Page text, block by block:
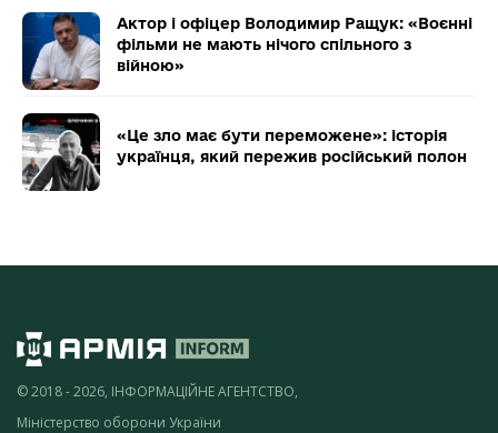
Актор і офіцер Володимир Ращук: «Воєнні
фільми не мають нічого спільного з
війною»
«Це зло має бути переможене»: історія
українця, який пережив російський полон
© 2018 - 2026, ІНФОРМАЦІЙНЕ АГЕНТСТВО,
Міністерство оборони України